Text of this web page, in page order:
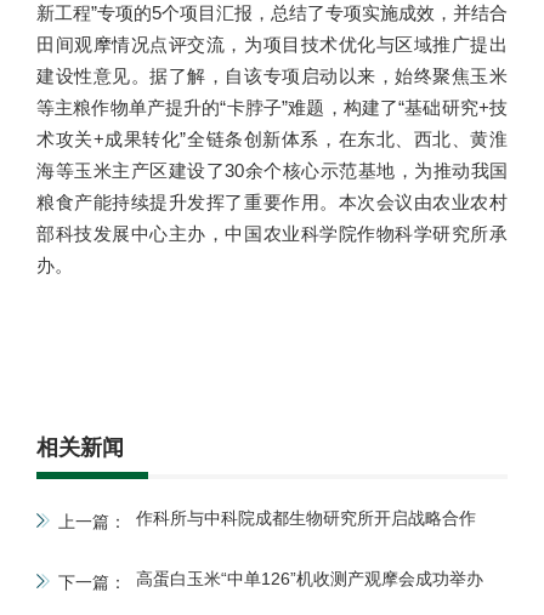
新工程”专项的5个项目汇报，总结了专项实施成效，并结合
田间观摩情况点评交流，为项目技术优化与区域推广提出
建设性意见。据了解，自该专项启动以来，始终聚焦玉米
等主粮作物单产提升的“卡脖子”难题，构建了“基础研究+技
术攻关+成果转化”全链条创新体系，在东北、西北、黄淮
海等玉米主产区建设了30余个核心示范基地，为推动我国
粮食产能持续提升发挥了重要作用。本次会议由农业农村
部科技发展中心主办，中国农业科学院作物科学研究所承
办。
相关新闻
上一篇： 作科所与中科院成都生物研究所开启战略合作
下一篇： 高蛋白玉米“中单126”机收测产观摩会成功举办